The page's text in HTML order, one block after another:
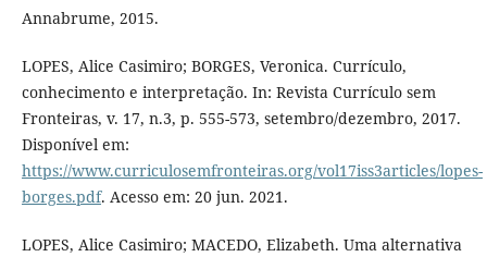
Annabrume, 2015.
LOPES, Alice Casimiro; BORGES, Veronica. Currículo,
conhecimento e interpretação. In: Revista Currículo sem
Fronteiras, v. 17, n.3, p. 555-573, setembro/dezembro, 2017.
Disponível em:
https://www.curriculosemfronteiras.org/vol17iss3articles/lopes-
borges.pdf. Acesso em: 20 jun. 2021.
LOPES, Alice Casimiro; MACEDO, Elizabeth. Uma alternativa